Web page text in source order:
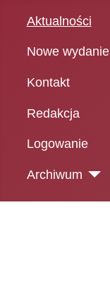
Aktualności
Nowe wydanie
Kontakt
Redakcja
Logowanie
Archiwum